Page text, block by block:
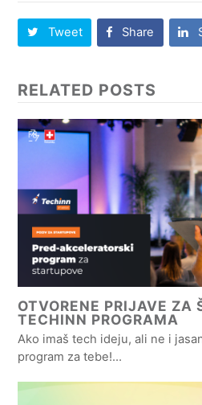
Tweet Share
RELATED POSTS
OTVORENE PRIJAVE ZA
TECHINN PROGRAMA
Ako imaš tech ideju, ali ne i
program za tebe!…